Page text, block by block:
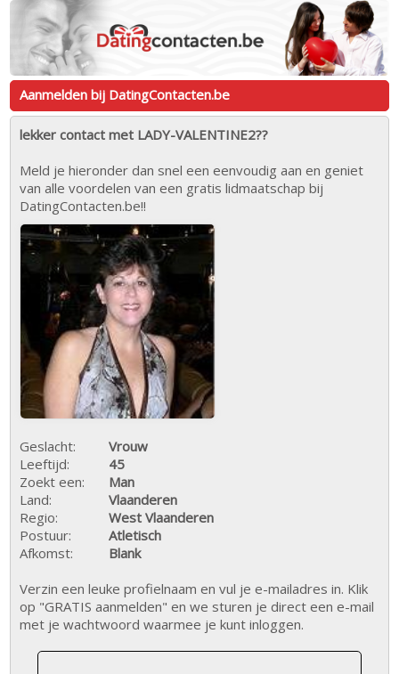
Aanmelden bij DatingContacten.be
lekker contact met LADY-VALENTINE2??
Meld je hieronder dan snel een eenvoudig aan en geniet
van alle voordelen van een gratis lidmaatschap bij
DatingContacten.be!!
Geslacht:
Vrouw
Leeftijd:
45
Zoekt een:
Man
Land:
Vlaanderen
Regio:
West Vlaanderen
Postuur:
Atletisch
Afkomst:
Blank
Verzin een leuke profielnaam en vul je e-mailadres in. Klik
op "GRATIS aanmelden" en we sturen je direct een e-mail
met je wachtwoord waarmee je kunt inloggen.